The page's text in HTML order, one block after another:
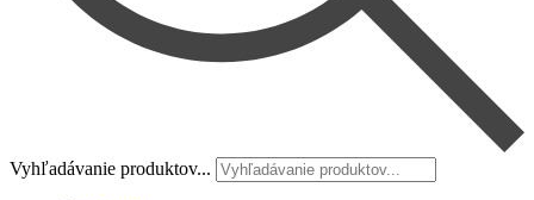
Vyhľadávanie produktov...